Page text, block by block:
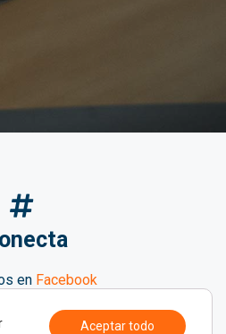
en Facebook
Aceptar todo